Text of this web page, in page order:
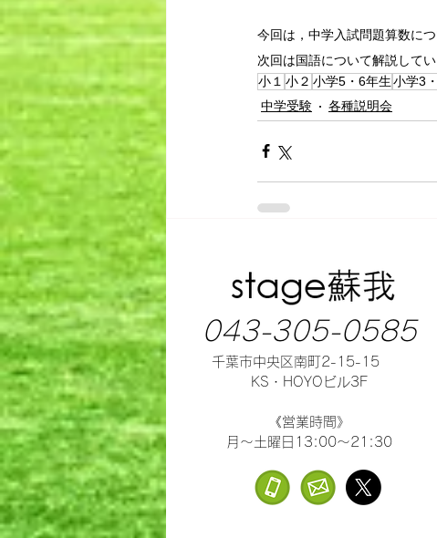
今回は，中学入試問題算数につ
次回は国語について解説してい
小１ 小２ 小学5・6年生小学3
中学受験
各種説明会
043-305-0585
千葉市中央区南町2-15-15
KS・HOYOビル3F
《営業時間》
月～土曜日13:00～21:30